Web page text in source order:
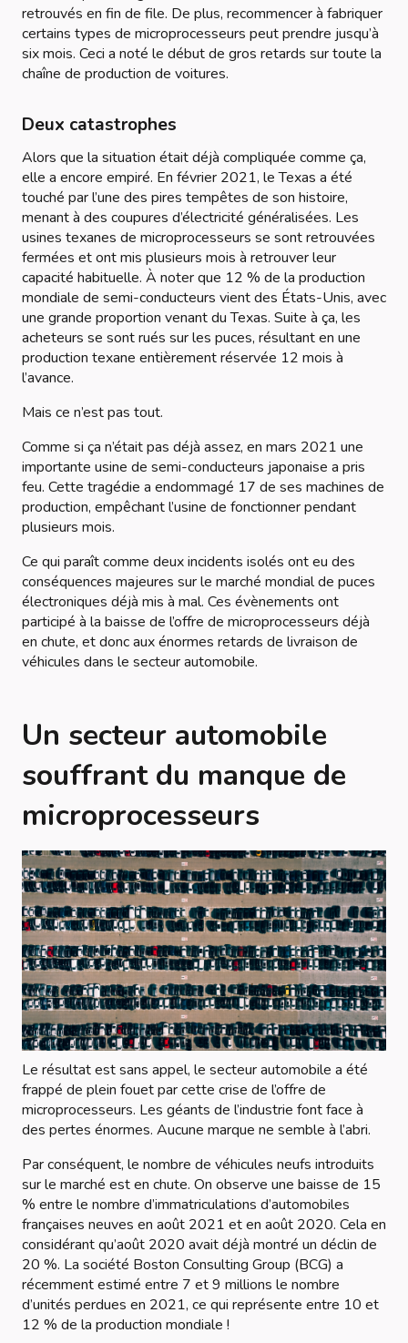
retrouvés en fin de file. De plus, recommencer à fabriquer
certains types de microprocesseurs peut prendre jusqu’à
six mois. Ceci a noté le début de gros retards sur toute la
chaîne de production de voitures.
Deux catastrophes
Alors que la situation était déjà compliquée comme ça,
elle a encore empiré. En février 2021, le Texas a été
touché par l’une des pires tempêtes de son histoire,
menant à des coupures d’électricité généralisées. Les
usines texanes de microprocesseurs se sont retrouvées
fermées et ont mis plusieurs mois à retrouver leur
capacité habituelle. À noter que 12 % de la production
mondiale de semi-conducteurs vient des États-Unis, avec
une grande proportion venant du Texas. Suite à ça, les
acheteurs se sont rués sur les puces, résultant en une
production texane entièrement réservée 12 mois à
l’avance.
Mais ce n’est pas tout.
Comme si ça n’était pas déjà assez, en mars 2021 une
importante usine de semi-conducteurs japonaise a pris
feu. Cette tragédie a endommagé 17 de ses machines de
production, empêchant l’usine de fonctionner pendant
plusieurs mois.
Ce qui paraît comme deux incidents isolés ont eu des
conséquences majeures sur le marché mondial de puces
électroniques déjà mis à mal. Ces évènements ont
participé à la baisse de l’offre de microprocesseurs déjà
en chute, et donc aux énormes retards de livraison de
véhicules dans le secteur automobile.
Un secteur automobile
souffrant du manque de
microprocesseurs
Le résultat est sans appel, le secteur automobile a été
frappé de plein fouet par cette crise de l’offre de
microprocesseurs. Les géants de l’industrie font face à
des pertes énormes. Aucune marque ne semble à l’abri.
Par conséquent, le nombre de véhicules neufs introduits
sur le marché est en chute. On observe une baisse de 15
% entre le nombre d’immatriculations d’automobiles
françaises neuves en août 2021 et en août 2020. Cela en
considérant qu’août 2020 avait déjà montré un déclin de
20 %. La société Boston Consulting Group (BCG) a
récemment estimé entre 7 et 9 millions le nombre
d’unités perdues en 2021, ce qui représente entre 10 et
12 % de la production mondiale !